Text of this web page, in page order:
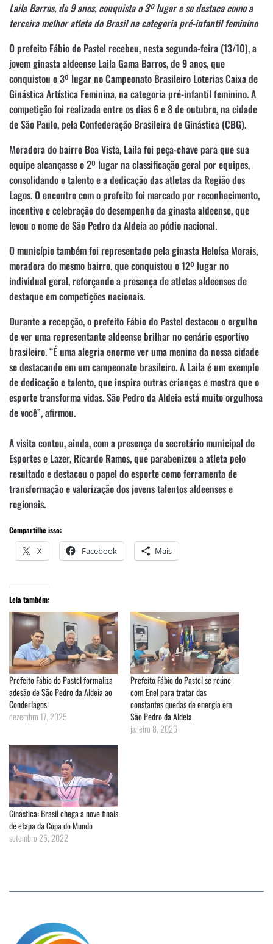
Laila Barros, de 9 anos, conquista o 3º lugar e se destaca como a
terceira melhor atleta do Brasil na categoria pré-infantil feminino
O prefeito Fábio do Pastel recebeu, nesta segunda-feira (13/10), a
jovem ginasta aldeense Laila Gama Barros, de 9 anos, que
conquistou o 3º lugar no Campeonato Brasileiro Loterias Caixa de
Ginástica Artística Feminina, na categoria pré-infantil feminino. A
competição foi realizada entre os dias 6 e 8 de outubro, na cidade
de São Paulo, pela Confederação Brasileira de Ginástica (CBG).
Moradora do bairro Boa Vista, Laila foi peça-chave para que sua
equipe alcançasse o 2º lugar na classificação geral por equipes,
consolidando o talento e a dedicação das atletas da Região dos
Lagos. O encontro com o prefeito foi marcado por reconhecimento,
incentivo e celebração do desempenho da ginasta aldeense, que
levou o nome de São Pedro da Aldeia ao pódio nacional.
O município também foi representado pela ginasta Heloísa Morais,
moradora do mesmo bairro, que conquistou o 12º lugar no
individual geral, reforçando a presença de atletas aldeenses de
destaque em competições nacionais.
Durante a recepção, o prefeito Fábio do Pastel destacou o orgulho
de ver uma representante aldeense brilhar no cenário esportivo
brasileiro. “É uma alegria enorme ver uma menina da nossa cidade
se destacando em um campeonato brasileiro. A Laila é um exemplo
de dedicação e talento, que inspira outras crianças e mostra que o
esporte transforma vidas. São Pedro da Aldeia está muito orgulhosa
de você”, afirmou.
A visita contou, ainda, com a presença do secretário municipal de
Esportes e Lazer, Ricardo Ramos, que parabenizou a atleta pelo
resultado e destacou o papel do esporte como ferramenta de
transformação e valorização dos jovens talentos aldeenses e
regionais.
Compartilhe isso:
X Facebook Mais
Leia também:
Prefeito Fábio do Pastel formaliza
adesão de São Pedro da Aldeia ao
Conderlagos
dezembro 17, 2025
Prefeito Fábio do Pastel se reúne
com Enel para tratar das
constantes quedas de energia em
São Pedro da Aldeia
janeiro 8, 2026
Ginástica: Brasil chega a nove finais
de etapa da Copa do Mundo
setembro 25, 2022